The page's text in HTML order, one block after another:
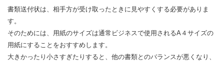
書類送付状は、相手方が受け取ったときに見やすくする必要がありま
す。
そのためには、用紙のサイズは通常ビジネスで使用されるA４サイズの
用紙にすることをおすすめします。
大きかったり小さすぎたりすると、他の書類とのバランスが悪くなり、